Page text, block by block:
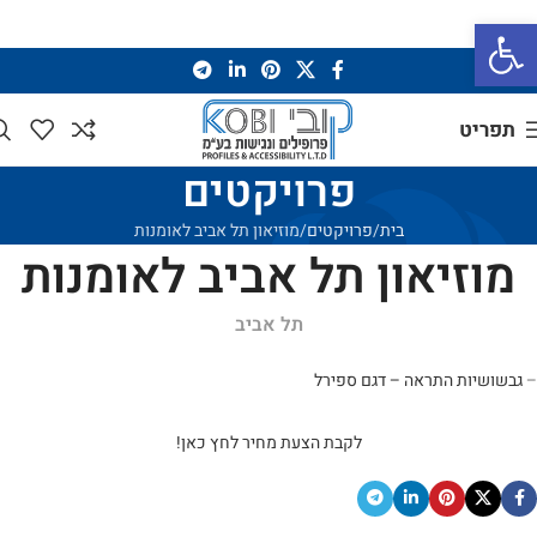
פתח סרגל נגישות
תפריט
פרויקטים
בית פרויקטים מוזיאון תל אביב לאומנות
מוזיאון תל אביב לאומנות
תל אביב
–גבשושיות התראה – דגם ספירל
לקבת הצעת מחיר לחץ כאן!